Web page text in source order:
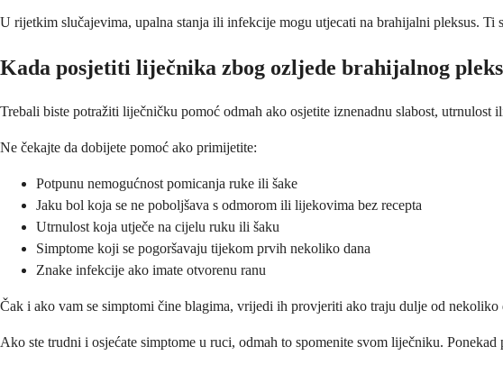
U rijetkim slučajevima, upalna stanja ili infekcije mogu utjecati na brahijalni pleksus.
Kada posjetiti liječnika zbog ozljede brahijalnog
Trebali biste potražiti liječničku pomoć odmah ako osjetite iznenadnu slabost,
Ne čekajte da dobijete pomoć ako primijetite:
Potpunu nemogućnost pomicanja ruke ili šake
Jaku bol koja se ne poboljšava s odmorom ili lijekovima bez recepta
Utrnulost koja utječe na cijelu ruku ili šaku
Simptome koji se pogoršavaju tijekom prvih nekoliko dana
Znake infekcije ako imate otvorenu ranu
Čak i ako vam se simptomi čine blagima, vrijedi ih provjeriti ako traju dulje od
Ako ste trudni i osjećate simptome u ruci, odmah to spomenite svom liječniku.